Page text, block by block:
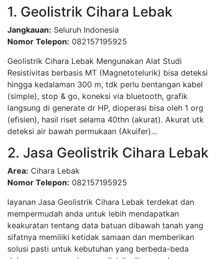
1. Geolistrik Cihara Lebak
Jangkauan: Seluruh Indonesia
Nomor Telepon: 082157195925
Geolistrik Cihara Lebak Mengunakan Alat Studi
Resistivitas berbasis MT (Magnetotelurik) bisa deteksi
hingga kedalaman 300 m, tdk perlu bentangan kabel
(simple), stop & go, koneksi via bluetooth, grafik
langsung di generate dr HP, dioperasi bisa oleh 1 org
(efisien), hasil riset selama 40thn (akurat). Akurat utk
deteksi air bawah permukaan (Akuifer)...
2. Jasa Geolistrik Cihara Lebak
Area: Cihara Lebak
Nomor Telepon: 082157195925
layanan Jasa Geolistrik Cihara Lebak terdekat dan
mempermudah anda untuk lebih mendapatkan
keakuratan tentang data batuan dibawah tanah yang
sifatnya memiliki ketidak samaan dan memberikan
solusi pasti untuk kebutuhan yang berbeda-beda